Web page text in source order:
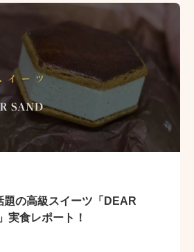
題の高級スイーツ「DEAR
実食レポート！